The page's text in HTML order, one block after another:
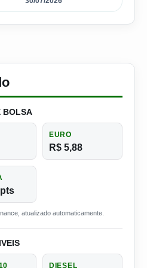
BOLSA
EURO
R$ 5,88
atualizado automaticamente.
DIESEL